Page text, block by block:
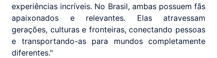
experiências incríveis. No Brasil, ambas possuem fãs
apaixonados e relevantes. Elas atravessam
gerações, culturas e fronteiras, conectando pessoas
e transportando-as para mundos completamente
diferentes."